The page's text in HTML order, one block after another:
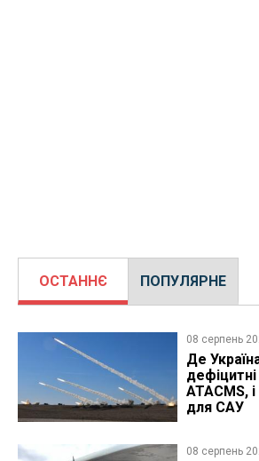
ОСТАННЄ ПОПУЛЯРНЕ
08 серпень
Де
ATACMS,
для САУ
08 серпень